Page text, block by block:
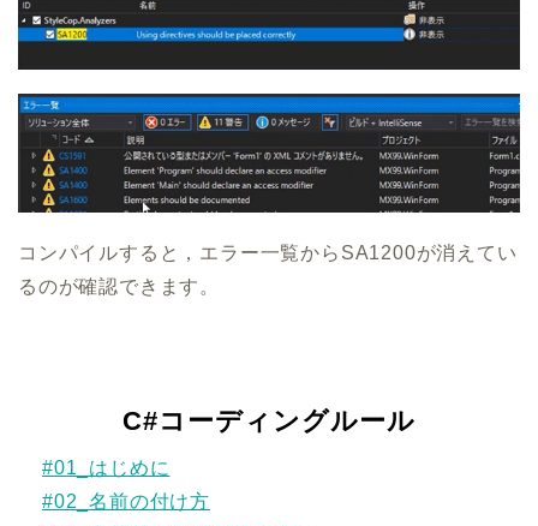
コンパイルすると，エラー一覧からSA1200が消えてい
るのが確認できます。
C#コーディングルール
#01_はじめに
#02_名前の付け方